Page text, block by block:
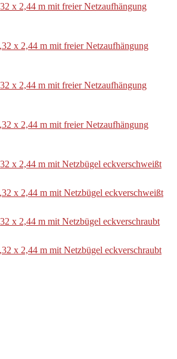
x 2,44 m mit freier Netzaufhängung
x 2,44 m mit freier Netzaufhängung
x 2,44 m mit freier Netzaufhängung
x 2,44 m mit freier Netzaufhängung
x 2,44 m mit Netzbügel eckverschweißt
x 2,44 m mit Netzbügel eckverschweißt
x 2,44 m mit Netzbügel eckverschraubt
x 2,44 m mit Netzbügel eckverschraubt